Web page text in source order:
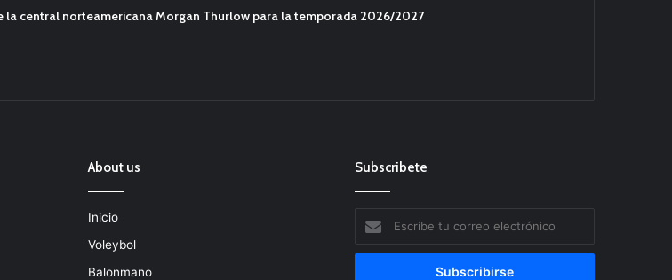
la central norteamericana Morgan Thurlow para la temporada 2026/2027
About us
Inicio
Voleybol
Balonmano
Subscribete
tu
correo